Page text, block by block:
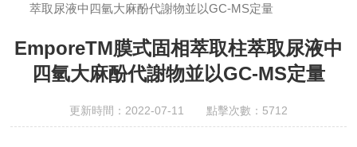
櫃;AAICPICP-MSUV-VISHPLC耗材和配件
萃取尿液中四氫大麻酚代謝物並以GC-MS定量
EmporeTM膜式固相萃取柱萃取尿液中
四氫大麻酚代謝物並以GC-MS定量
更新時間：2022-07-11 點擊次數：5712